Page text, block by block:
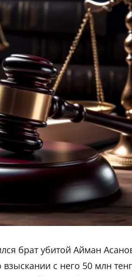
брат убитой Айман
взыскании с него 50 млн